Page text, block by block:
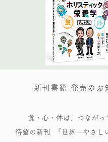
新刊書籍 発売のお
食・心・体は、つながっ
待望の新刊 『世界一やさし